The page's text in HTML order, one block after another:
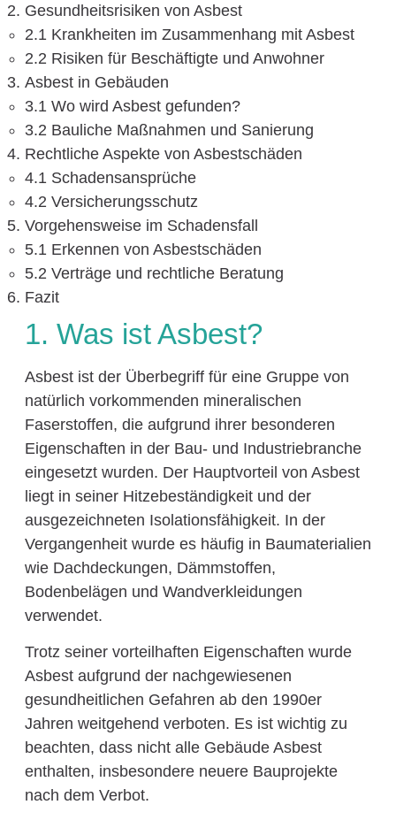
Gesundheitsrisiken von Asbest
2.1 Krankheiten im Zusammenhang mit Asbest
2.2 Risiken für Beschäftigte und Anwohner
Asbest in Gebäuden
3.1 Wo wird Asbest gefunden?
3.2 Bauliche Maßnahmen und Sanierung
Rechtliche Aspekte von Asbestschäden
4.1 Schadensansprüche
4.2 Versicherungsschutz
Vorgehensweise im Schadensfall
5.1 Erkennen von Asbestschäden
5.2 Verträge und rechtliche Beratung
Fazit
1. Was ist Asbest?
Asbest ist der Überbegriff für eine Gruppe von
natürlich vorkommenden mineralischen
Faserstoffen, die aufgrund ihrer besonderen
Eigenschaften in der Bau- und Industriebranche
eingesetzt wurden. Der Hauptvorteil von Asbest
liegt in seiner Hitzebeständigkeit und der
ausgezeichneten Isolationsfähigkeit. In der
Vergangenheit wurde es häufig in Baumaterialien
wie Dachdeckungen, Dämmstoffen,
Bodenbelägen und Wandverkleidungen
verwendet.
Trotz seiner vorteilhaften Eigenschaften wurde
Asbest aufgrund der nachgewiesenen
gesundheitlichen Gefahren ab den 1990er
Jahren weitgehend verboten. Es ist wichtig zu
beachten, dass nicht alle Gebäude Asbest
enthalten, insbesondere neuere Bauprojekte
nach dem Verbot.